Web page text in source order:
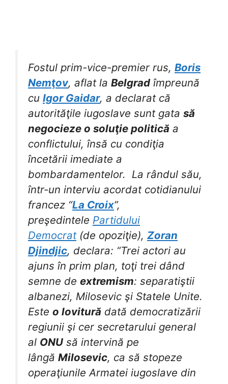
Fostul prim-vice-premier rus, Boris
Nemţov, aflat la Belgradîmpreună
cu Igor Gaidar, a declarat că
autorităţile iugoslave sunt gata să
negocieze o soluţie politică a
conflictului, însă cu condiţia
încetării imediate a
bombardamentelor. La rândul său,
într-un interviu acordat cotidianului
francez “La Croix”,
preşedintele Partidului
Democrat(de opoziţie), Zoran
Djindjic, declara: “Trei actori au
ajuns în prim plan, toţi trei dând
semne de extremism: separatiştii
albanezi, Milosevic şi Statele Unite.
Este o lovitură dată democratizării
regiunii şi cer secretarului general
al ONU să intervină pe
lângă Milosevic, ca să stopeze
operaţiunile Armatei iugoslave din